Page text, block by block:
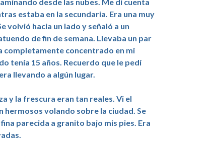
estaba en la secundaria. Era una muy
volvió hacia un lado y señaló a un
de fin de semana. Llevaba un par
completamente concentrado en mi
tenía 15 años. Recuerdo que le pedí
llevando a algún lugar.
y la frescura eran tan reales. Vi el
hermosos volando sobre la ciudad. Se
parecida a granito bajo mis pies. Era